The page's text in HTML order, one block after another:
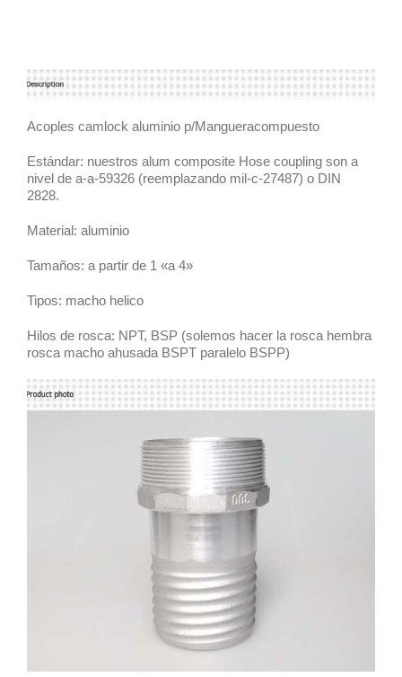
Acoples camlock aluminio p/Mangueracompuesto
Estándar: nuestros alum composite Hose coupling son a
nivel de a-a-59326 (reemplazando mil-c-27487) o DIN
2828.
Material: aluminio
Tamaños: a partir de 1 «a 4»
Tipos: macho helico
Hilos de rosca: NPT, BSP (solemos hacer la rosca hembra
rosca macho ahusada BSPT paralelo BSPP)